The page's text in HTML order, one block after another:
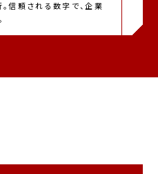
信頼される数字で、企業